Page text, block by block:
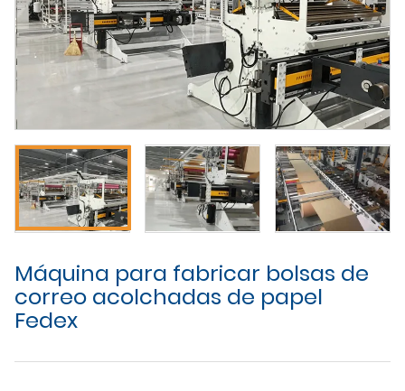
Máquina para fabricar bolsas de
correo acolchadas de papel
Fedex